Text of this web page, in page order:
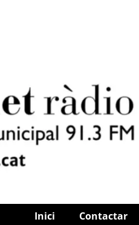
Inici Contactar